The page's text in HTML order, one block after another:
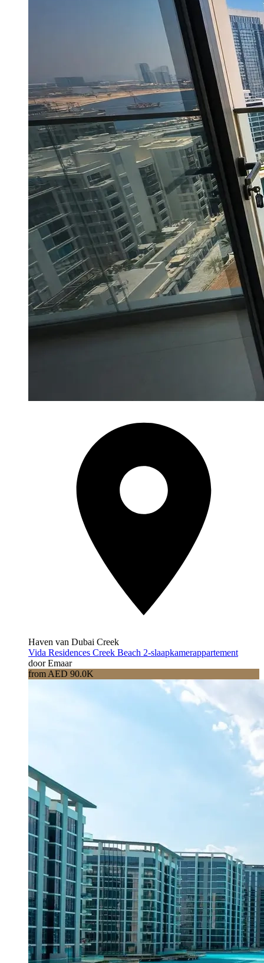
Haven van Dubai Creek
Vida Residences Creek Beach 2-slaapkamerappartement
door Emaar
from AED 90.0K